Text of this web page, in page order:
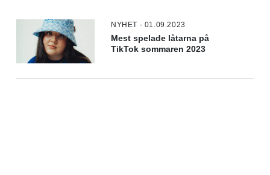
NYHET - 01.09.2023
Mest spelade låtarna på
TikTok sommaren 2023